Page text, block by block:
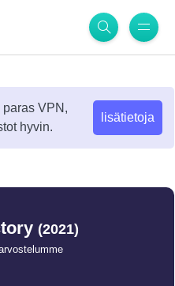
paras VPN,
hyvin.
lisätietoja
(2021)